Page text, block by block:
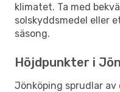
klimatet. Ta med
solskyddsmedel eller
säsong.
Höjdpunkter i
Jönköping sprudlar